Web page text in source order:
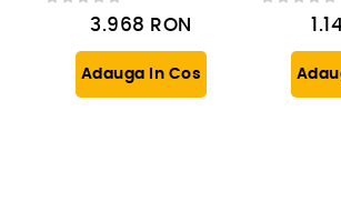
3.968 RON
Adauga In Cos